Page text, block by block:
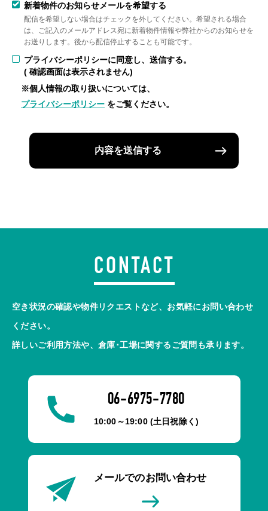
新着物件のお知らせメールを希望する
配信を希望しない場合はチェックを外してください。希望される場合
は、ご記入のメールアドレス宛に新着物件情報や弊社からのお知らせを
お送りします。後から配信停止することも可能です。
プライバシーポリシーに同意し、送信する。
( 確認画面は表示されません)
※個人情報の取り扱いについては、
プライバシーポリシー をご覧ください。
内容を送信する
CONTACT
空き状況の確認や物件リクエストなど、お気軽にお問い合わせ
ください。
詳しいご利用方法や、倉庫･工場に関するご質問も承ります。
06-6975-7780
10:00～19:00 (土日祝除く)
メールでのお問い合わせ